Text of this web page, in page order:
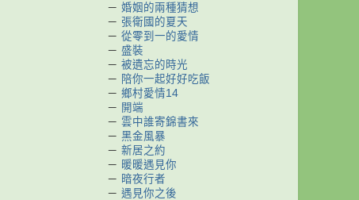
－ 婚姻的兩種猜想
－ 張衛國的夏天
－ 從零到一的愛情
－ 盛裝
－ 被遺忘的時光
－ 陪你一起好好吃飯
－ 鄉村愛情14
－ 開端
－ 雲中誰寄錦書來
－ 黑金風暴
－ 新居之約
－ 暖暖遇見你
－ 暗夜行者
－ 遇見你之後